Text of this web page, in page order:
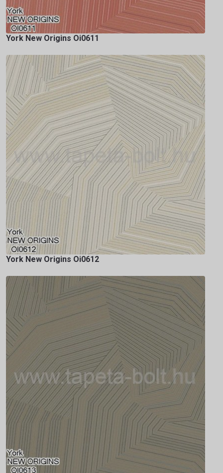
York New Origins Oi0611
York New Origins Oi0612